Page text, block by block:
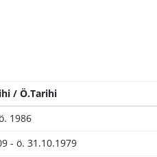
/ Ö.Tarihi
1986
- ö. 31.10.1979